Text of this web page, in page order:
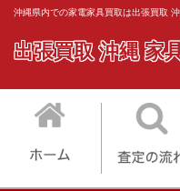
沖縄県内での家電家具買取は出張買取
出張買取 沖縄 家